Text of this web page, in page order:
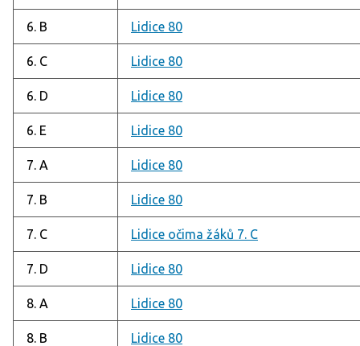
6. B Lidice 80
6. C Lidice 80
6. D Lidice 80
6. E Lidice 80
7. A Lidice 80
7. B Lidice 80
7. C Lidice očima žáků 7. C
7. D Lidice 80
8. A Lidice 80
8. B Lidice 80